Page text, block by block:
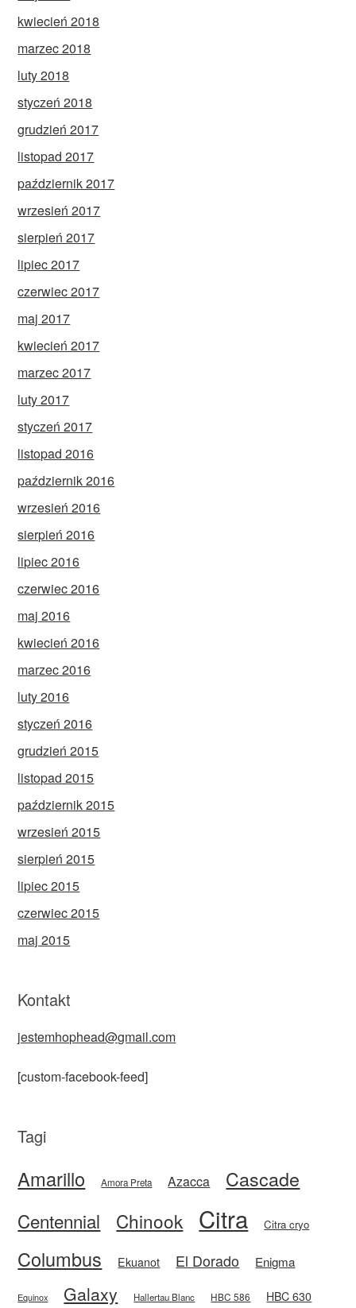
kwiecień 2018
marzec 2018
luty 2018
styczeń 2018
grudzień 2017
listopad 2017
październik 2017
wrzesień 2017
sierpień 2017
lipiec 2017
czerwiec 2017
maj 2017
kwiecień 2017
marzec 2017
luty 2017
styczeń 2017
listopad 2016
październik 2016
wrzesień 2016
sierpień 2016
lipiec 2016
czerwiec 2016
maj 2016
kwiecień 2016
marzec 2016
luty 2016
styczeń 2016
grudzień 2015
listopad 2015
październik 2015
wrzesień 2015
sierpień 2015
lipiec 2015
czerwiec 2015
maj 2015
Kontakt
jestemhophead@gmail.com
[custom-facebook-feed]
Tagi
Amarillo Amora Preta Azacca Cascade
Centennial Chinook Citra Citra cryo
Columbus Ekuanot El Dorado Enigma
Equinox Galaxy Hallertau Blanc HBC 586 HBC 630